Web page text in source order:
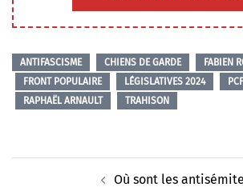
ANTIFASCISME CHIENS DE GARDE FABIEN
FRONT POPULAIRE
LÉGISLATIVES 2024
PCF
RAPHAËL ARNAULT
TRAHISON
Où sont les